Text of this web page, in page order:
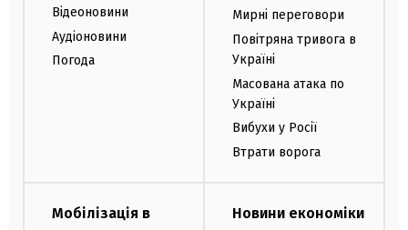
Відеоновини
Аудіоновини
Погода
Мирні переговори
Повітряна тривога в
Україні
Масована атака по
Україні
Вибухи у Росії
Втрати ворога
Мобілізація в
Новини економіки